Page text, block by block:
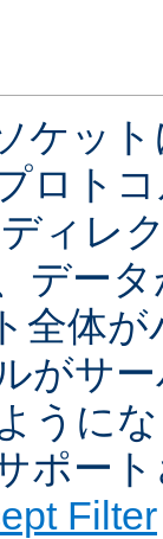
ケッ
ロト
ィレ
デー
全体
がサ
うに
ポー
Filter